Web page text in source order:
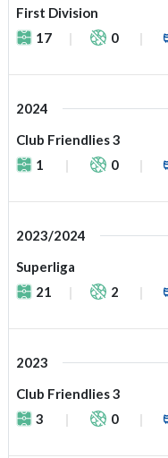
First Division
17
0
2024
Club Friendlies 3
1
0
2023/2024
Superliga
21
2
2023
Club Friendlies 3
3
0